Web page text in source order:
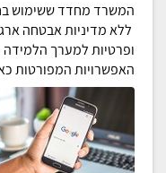
ללא מדיניות אבטחה
ופרטיות למערך
האפשרויות המפורטות